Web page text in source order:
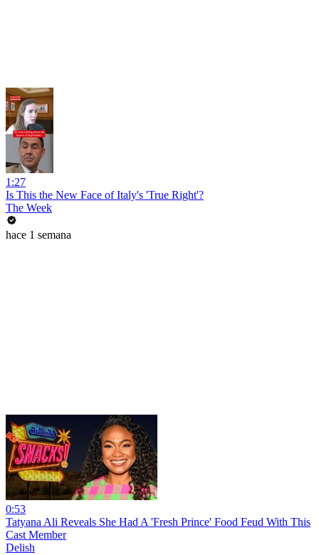
1:27
Is This the New Face of Italy's 'True Right'?
The Week
hace 1 semana
0:53
Tatyana Ali Reveals She Had A 'Fresh Prince' Food Feud With This
Cast Member
Delish